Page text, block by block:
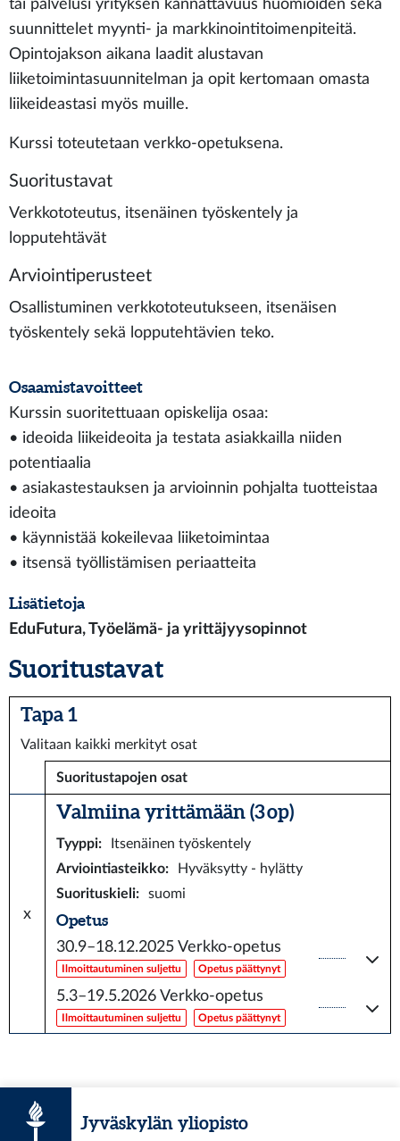
tai palvelusi yrityksen kannattavuus huomioiden sekä
suunnittelet myynti- ja markkinointitoimenpiteitä.
Opintojakson aikana laadit alustavan
liiketoimintasuunnitelman ja opit kertomaan omasta
liikeideastasi myös muille.
Kurssi toteutetaan verkko-opetuksena.
Suoritustavat
Verkkototeutus, itsenäinen työskentely ja
lopputehtävät
Arviointiperusteet
Osallistuminen verkkototeutukseen, itsenäisen
työskentely sekä lopputehtävien teko.
Osaamistavoitteet
Kurssin suoritettuaan opiskelija osaa:
• ideoida liikeideoita ja testata asiakkailla niiden
potentiaalia
• asiakastestauksen ja arvioinnin pohjalta tuotteistaa
ideoita
• käynnistää kokeilevaa liiketoimintaa
• itsensä työllistämisen periaatteita
Lisätietoja
EduFutura, Työelämä- ja yrittäjyysopinnot
Suoritustavat
Tapa 1
Valitaan kaikki merkityt osat
Suoritustapojen osat
x
Valmiina yrittämään (3 op)
Tyyppi:
Itsenäinen työskentely
Arviointiasteikko:
Hyväksytty - hylätty
Suorituskieli: suomi
Opetus
30.9–18.12.2025 Verkko-opetus
Ilmoittautuminen suljettu Opetus päättynyt
5.3–19.5.2026 Verkko-opetus
Ilmoittautuminen suljettu Opetus päättynyt
Jyväskylän yliopisto